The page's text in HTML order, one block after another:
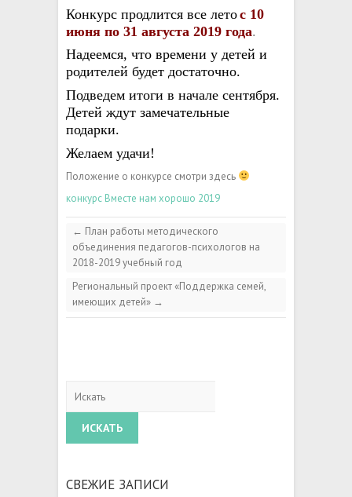
Конкурс продлится все летос 10
июня по 31 августа 2019 года.
Надеемся, что времени у детей и
родителей будет достаточно.
Подведем итоги в начале сентября.
Детей ждут замечательные
подарки.
Желаем удачи!
Положение о конкурсе смотри здесь
конкурс Вместе нам хорошо 2019
← План работы методического
объединения педагогов-психологов на
2018-2019 учебный год
Региональный проект «Поддержка семей,
имеющих детей» →
СВЕЖИЕ ЗАПИСИ